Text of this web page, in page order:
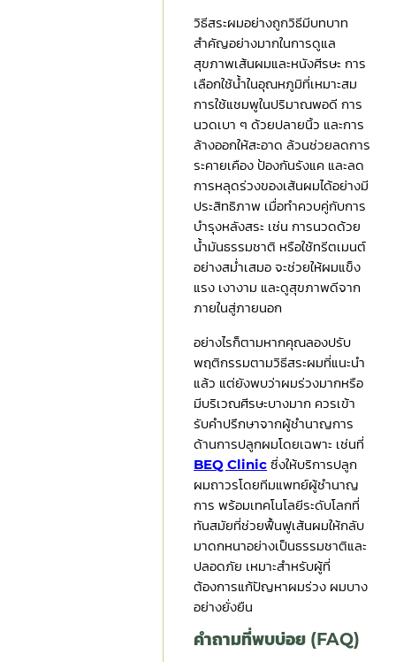
วิธีสระผมอย่างถูกวิธีมีบทบาท
สำคัญอย่างมากในการดูแล
สุขภาพเส้นผมและหนังศีรษะ การ
เลือกใช้น้ำในอุณหภูมิที่เหมาะสม
การใช้แชมพูในปริมาณพอดี การ
นวดเบา ๆ ด้วยปลายนิ้ว และการ
ล้างออกให้สะอาด ล้วนช่วยลดการ
ระคายเคือง ป้องกันรังแค และลด
การหลุดร่วงของเส้นผมได้อย่างมี
ประสิทธิภาพ เมื่อทำควบคู่กับการ
บำรุงหลังสระ เช่น การนวดด้วย
น้ำมันธรรมชาติ หรือใช้ทรีตเมนต์
อย่างสม่ำเสมอ จะช่วยให้ผมแข็ง
แรง เงางาม และดูสุขภาพดีจาก
ภายในสู่ภายนอก
อย่างไรก็ตามหากคุณลองปรับ
พฤติกรรมตามวิธีสระผมที่แนะนำ
แล้ว แต่ยังพบว่าผมร่วงมากหรือ
มีบริเวณศีรษะบางมาก ควรเข้า
รับคำปรึกษาจากผู้ชำนาญการ
ด้านการปลูกผมโดยเฉพาะ เช่นที่
BEQ Clinic ซึ่งให้บริการปลูก
ผมถาวรโดยทีมแพทย์ผู้ชำนาญ
การ พร้อมเทคโนโลยีระดับโลกที่
ทันสมัยที่ช่วยฟื้นฟูเส้นผมให้กลับ
มาดกหนาอย่างเป็นธรรมชาติและ
ปลอดภัย เหมาะสำหรับผู้ที่
ต้องการแก้ปัญหาผมร่วง ผมบาง
อย่างยั่งยืน
คำถามที่พบบ่อย (FAQ)